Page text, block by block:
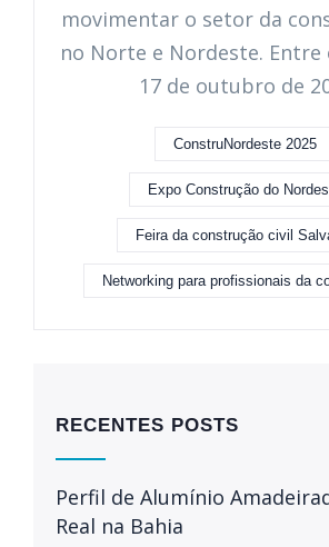
movimentar o setor da
no Norte e Nordeste. Entre
17 de outubro de
ConstruNordeste 2025
Expo Construção do
Feira da construção civil
Networking para profissionais da
RECENTES POSTS
Perfil de Alumínio
Real na Bahia